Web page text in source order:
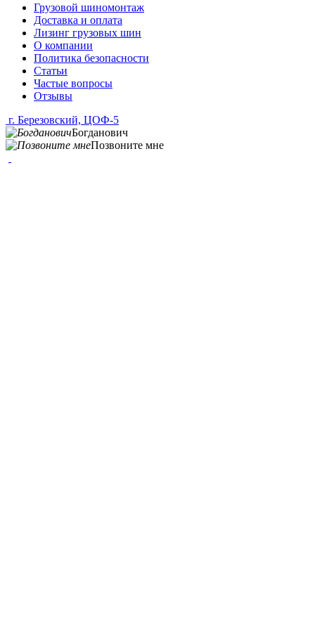
Грузовой шиномонтаж
Доставка и оплата
Лизинг грузовых шин
О компании
Политика безопасности
Статьи
Частые вопросы
Отзывы
г. Березовский, ЦОФ-5
Богданович
Позвоните мне